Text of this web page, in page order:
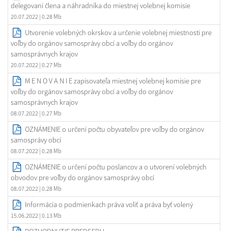
delegovaní člena a náhradníka do miestnej volebnej komisie
20.07.2022 | 0.28 Mb
Utvorenie volebných okrskov a určenie volebnej miestnosti pre
voľby do orgánov samosprávy obcí a voľby do orgánov
samosprávnych krajov
20.07.2022 | 0.27 Mb
M E N O V A N I E zapisovateľa miestnej volebnej komisie pre
voľby do orgánov samosprávy obcí a voľby do orgánov
samosprávnych krajov
08.07.2022 | 0.27 Mb
OZNÁMENIE o určení počtu obyvateľov pre voľby do orgánov
samosprávy obcí
08.07.2022 | 0.28 Mb
OZNÁMENIE o určení počtu poslancov a o utvorení volebných
obvodov pre voľby do orgánov samosprávy obcí
08.07.2022 | 0.28 Mb
Informácia o podmienkach práva voliť a práva byť volený
15.06.2022 | 0.13 Mb